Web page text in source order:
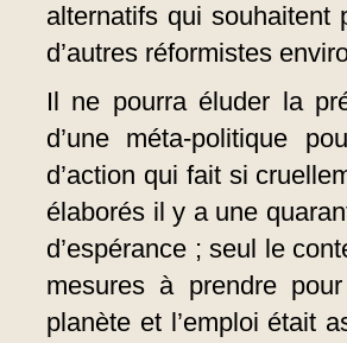
alternatifs qui souhaitent
d’autres réformistes
Il ne pourra éluder la
d’une méta-politique
d’action qui fait si
élaborés il y a une
d’espérance ; seul le
mesures à prendre
planète et l’emploi était